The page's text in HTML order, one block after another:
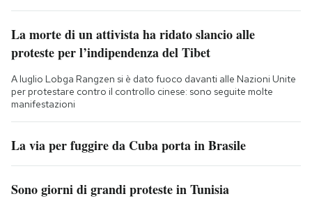
La morte di un attivista ha ridato slancio alle
proteste per l’indipendenza del Tibet
A luglio Lobga Rangzen si è dato fuoco davanti alle Nazioni Unite
per protestare contro il controllo cinese: sono seguite molte
manifestazioni
La via per fuggire da Cuba porta in Brasile
Sono giorni di grandi proteste in Tunisia